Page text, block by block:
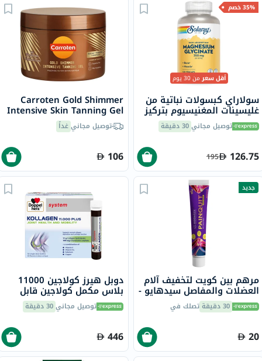
35% خصم
أقل سعرمن 30 يوم
سولاراي كبسولات نباتية من
غليسينات المغنيسيوم بتركيز
350 ملجم لصحة العظام
والعضلات حزمة من 120
توصيل مجاني30 دقيقة
126.75
195
Carroten Gold Shimmer
Intensive Skin Tanning Gel
150mlتوصيل مجانيغداً
106
جديد
مرهم بين كويت لتخفيف آلام
العضلات والمفاصل سيدهايو -
30 جرام 30 دقيقة تصلك في
20
دوبل هيرز كولاجين 11000
بلاس مكمل كولاجين قابل
للشرب لصحة المفاصل، قوارير
جرعة واحدة حزمة من 30 توصيل مجاني30 دقيقة
446